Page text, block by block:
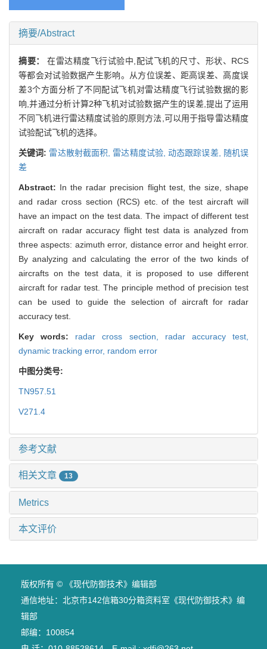
摘要/Abstract
摘要： 在雷达精度飞行试验中,配试飞机的尺寸、形状、RCS
等都会对试验数据产生影响。从方位误差、距高误差、高度误
差3个方面分析了不同配试飞机对雷达精度飞行试验数据的影
响,并通过分析计算2种飞机对试验数据产生的误差,提出了运用
不同飞机进行雷达精度试验的原则方法,可以用于指导雷达精度
试验配试飞机的选择。
关键词: 雷达散射截面积, 雷达精度试验,动态跟踪误差,
随机误
差
Abstract: In the radar precision flight test, the size, shape
and radar cross section (RCS) etc. of the test aircraft will
have an impact on the test data. The impact of different test
aircraft on radar accuracy flight test data is analyzed from
three aspects: azimuth error, distance error and height error.
By analyzing and calculating the error of the two kinds of
aircrafts on the test data, it is proposed to use different
aircraft for radar test. The principle method of precision test
can be used to guide the selection of aircraft for radar
accuracy test.
Key words: radar cross section, radar accuracy test,
dynamic tracking error, random error
中图分类号:
TN957.51
V271.4
参考文献
相关文章 13
Metrics
本文评价
版权所有 © 《现代防御技术》编辑部
通信地址：北京市142信箱30分箱资料室《现代防御技术》编
辑部
邮编：100854